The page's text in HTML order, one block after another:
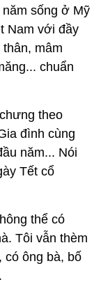
sống ở Mỹ
Nam với đầy
mâm
chuẩn
theo
đình cùng
năm... Nói
Tết cổ
thể có
Tôi vẫn thèm
có ông bà, bố